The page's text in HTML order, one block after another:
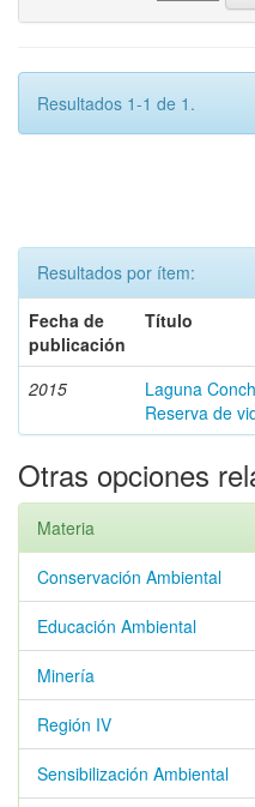
Resultados 1-1 de 1.
Resultados por ítem:
Fecha de
publicación
Título
2015
Laguna
Reserva de
Otras opciones
Materia
Conservación Ambiental
Educación Ambiental
Minería
Región IV
Sensibilización Ambiental